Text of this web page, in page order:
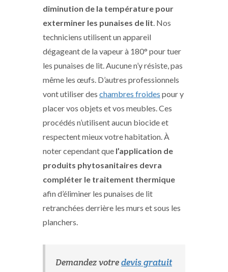
diminution de la température pour
exterminer les punaises de lit. Nos
techniciens utilisent un appareil
dégageant de la vapeur à 180° pour tuer
les punaises de lit. Aucune n’y résiste, pas
même les œufs. D’autres professionnels
vont utiliser des chambres froides pour y
placer vos objets et vos meubles. Ces
procédés n’utilisent aucun biocide et
respectent mieux votre habitation. À
noter cependant que l’application de
produits phytosanitaires devra
compléter le traitement thermique
afin d’éliminer les punaises de lit
retranchées derrière les murs et sous les
planchers.
Demandez votredevis gratuit